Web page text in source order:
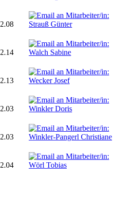
2.08
2.14
2.13
2.03
2.03
2.04